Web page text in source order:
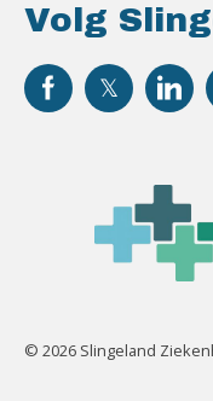
Volg
© 2026 Slingeland